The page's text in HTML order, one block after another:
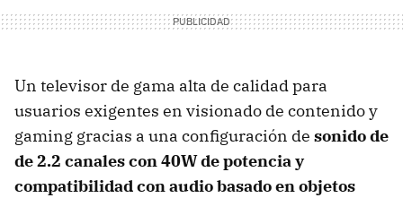
Un televisor de gama alta de calidad para
usuarios exigentes en visionado de contenido y
gaming gracias a una configuración de sonido de
de 2.2 canales con 40W de potencia y
compatibilidad con audio basado en objetos